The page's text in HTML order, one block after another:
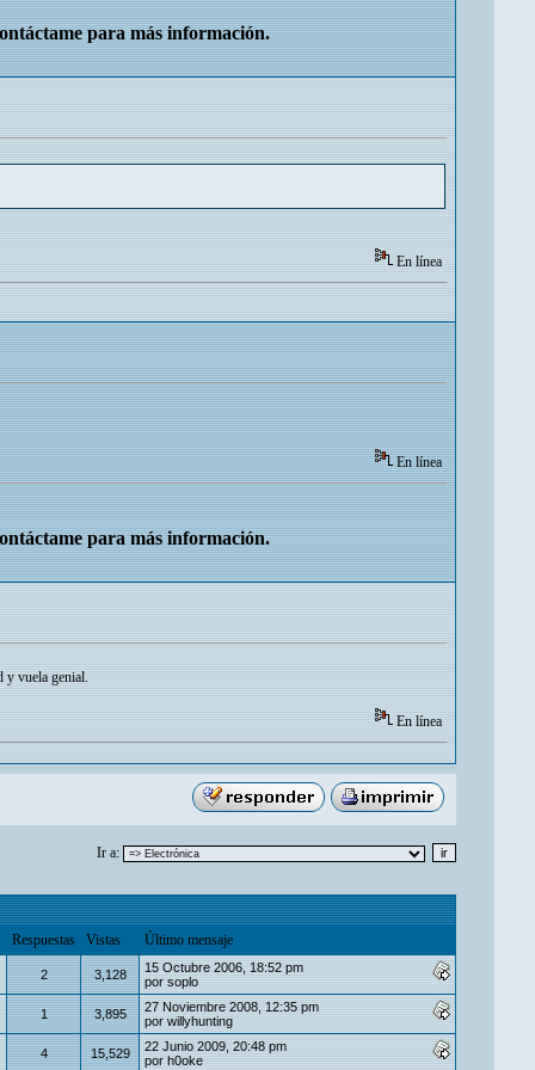
para más información.
En línea
En línea
para más información.
y vuela genial.
En línea
Ir a:
Respuestas Vistas Último mensaje
2 3,128
15 Octubre 2006, 18:52 pm
por soplo
1 3,895
27 Noviembre 2008, 12:35 pm
por willyhunting
4 15,529
22 Junio 2009, 20:48 pm
por h0oke